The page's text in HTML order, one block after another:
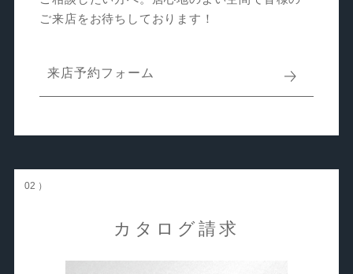
ご来店をお待ちしております！
来店予約フォーム
02 ）
カタログ請求